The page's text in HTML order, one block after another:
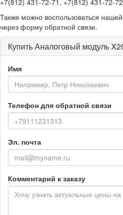
+7(812) 431-72-71, +7(812) 431-72-
Также можно воспользоваться
через форму обратной связи.
Купить Аналоговый модуль
Имя
Телефон для обратной связи
Эл. почта
Комментарий к заказу